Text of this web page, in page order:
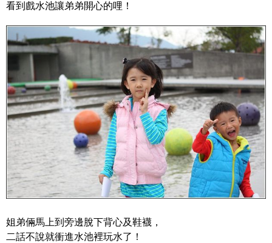
看到戲水池讓弟弟開心的哩！
姐弟倆馬上到旁邊脫下背心及鞋襪，
二話不說就衝進水池裡玩水了！